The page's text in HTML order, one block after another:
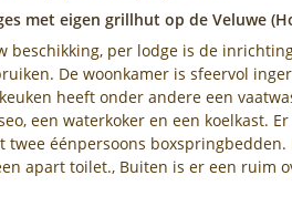
met eigen grillhut op de Veluwe
beschikking, per lodge is de
De woonkamer is sfeervol
heeft onder andere een
een waterkoker en een koelkast.
twee éénpersoons
apart toilet., Buiten is er een ruim